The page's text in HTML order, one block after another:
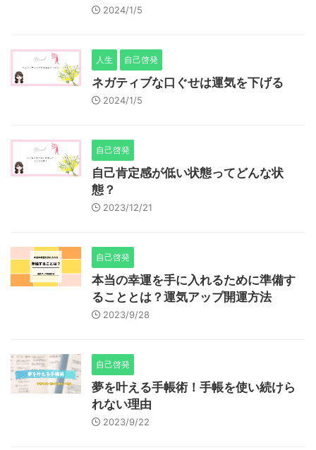
2024/1/5
人生 自己啓発
ネガティブな口ぐせは運気を下げる
2024/1/5
自己啓発
自己肯定感が低い状態ってどんな状
態？
2023/12/21
自己啓発
本当の幸運を手に入れるために準備す
ることとは？運気アップ開運方法
2023/9/28
自己啓発
夢を叶える手帳術！手帳を使い続けら
れない理由
2023/9/22